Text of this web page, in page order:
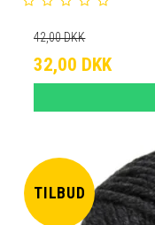
42,00 DKK
32,00 DKK
TILBUD